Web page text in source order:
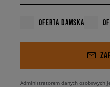
OFERTA DAMSKA
Administratorem danych osobowych